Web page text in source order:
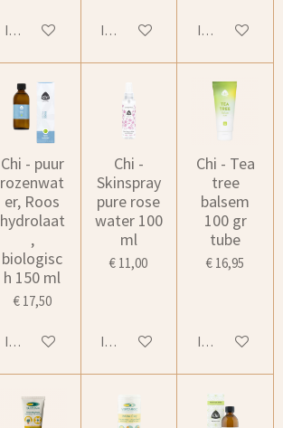
In winkelwagen In winkelwagen In
Chi - puur
rozenwat
er, Roos
hydrolaat
,
biologisc
h 150 ml
€ 17,50
In winkelwagen
Chi -
Skinspray
pure rose
water 100
ml
€ 11,00
In winkelwagen
Chi - Tea
tree
balsem
100 gr
tube
€ 16,95
In